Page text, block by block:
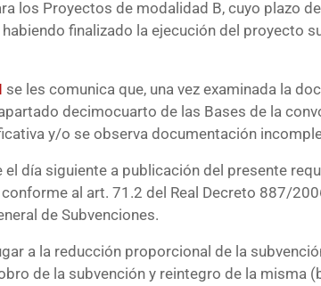
los Proyectos de modalidad B, cuyo plazo
finalizado la ejecución del proyecto
se les comunica que, una vez examinada la
decimocuarto de las Bases de la
y/o se observa documentación
día siguiente a publicación del presente
al art. 71.2 del Real Decreto 887/
de Subvenciones.
a la reducción proporcional de la
de la subvención y reintegro de la misma